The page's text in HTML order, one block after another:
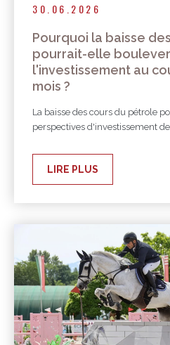
30.06.2026
Pourquoi la baisse
pourrait-elle
l'investissement au
mois ?
La baisse des cours du pétrole
perspectives d'investissement
LIRE PLUS